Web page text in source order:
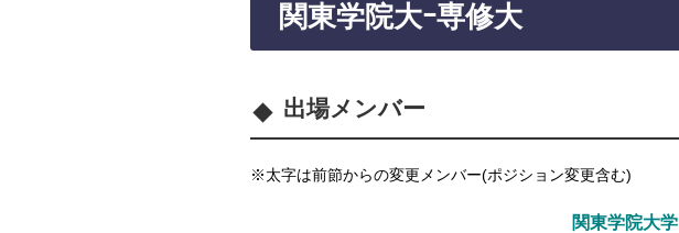
関東学院大ｰ専修大
出場メンバー
※太字は前節からの変更メンバー(ポジション変更含む)
関東学院大学